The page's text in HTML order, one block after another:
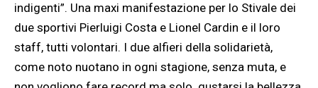
indigenti”. Una maxi manifestazione per lo Stivale dei
due sportivi Pierluigi Costa e Lionel Cardin e il loro
staff, tutti volontari. I due alfieri della solidarietà,
come noto nuotano in ogni stagione, senza muta, e